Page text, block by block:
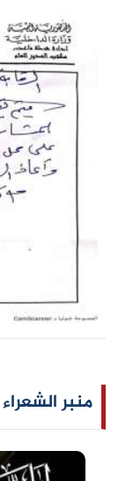
منبر الشعراء